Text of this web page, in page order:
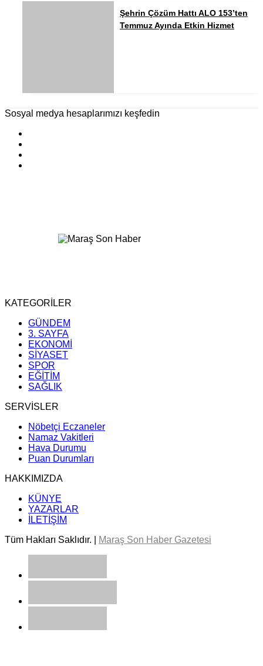
Şehrin Çözüm Hattı ALO 153’ten
Temmuz Ayında Etkin Hizmet
Sosyal medya hesaplarımızı keşfedin
KATEGORİLER
GÜNDEM
3. SAYFA
EKONOMİ
SİYASET
SPOR
EĞİTİM
SAĞLIK
SERVİSLER
Nöbetçi Eczaneler
Namaz Vakitleri
Hava Durumu
Puan Durumları
HAKKIMIZDA
KÜNYE
YAZARLAR
İLETİŞİM
Tüm Hakları Saklıdır. |
Maraş Son Haber Gazetesi